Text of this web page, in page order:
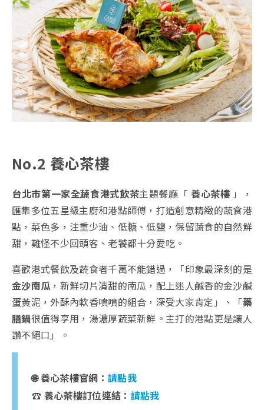
No.2 養心茶樓
台北市第一家全蔬食港式飲茶主題餐廳「 養心茶樓 」，
匯集多位五星級主廚和港點師傅，打造創意精緻的蔬食港
點，菜色多，注重少油、低糖、低鹽，保留蔬食的自然鮮
甜，難怪不少回頭客、老饕都十分愛吃。
喜歡港式餐飲及蔬食者千萬不能錯過，「印象最深刻的是
金沙南瓜，新鮮切片清甜的南瓜，配上迷人鹹香的金沙鹹
蛋黃泥，外酥內軟香噴噴的組合，深受大家肯定」、「藥
膳鍋很值得享用，湯濃厚蔬菜新鮮。主打的港點更是讓人
讚不絕口」。
🌐 養心茶樓官網： 請點我
☎️ 養心茶樓訂位連結： 請點我